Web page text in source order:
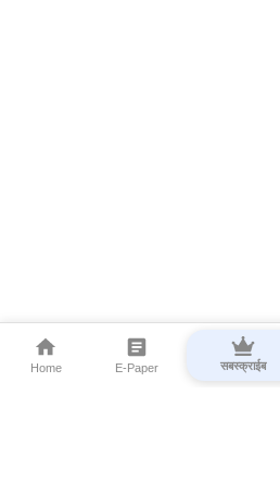
Home E-Paper सबस्क्राईब